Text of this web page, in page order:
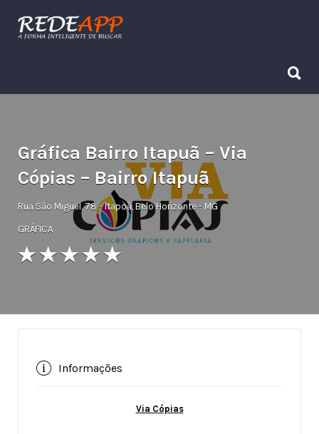
Procurar:
Gráfica Bairro Itapuã – Via
Cópias – Bairro Itapuã
Rua São Miguel, 78 - Itapoã, Belo Horizonte - MG
GRÁFICA
Informações
Via Cópias